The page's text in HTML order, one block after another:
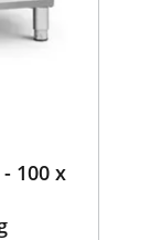
100 x